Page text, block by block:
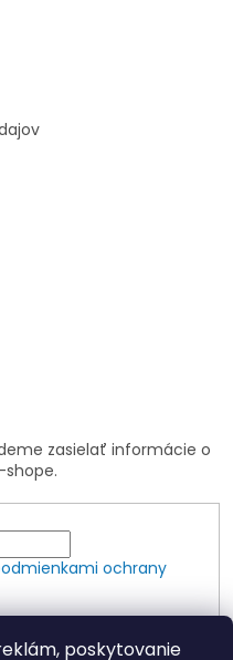
poskytovanie
zasielať informácie o
ochrany